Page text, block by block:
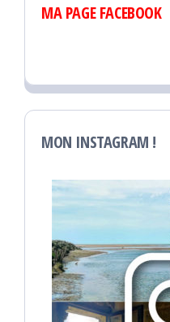
MA PAGE FACEBOOK
MON INSTAGRAM !